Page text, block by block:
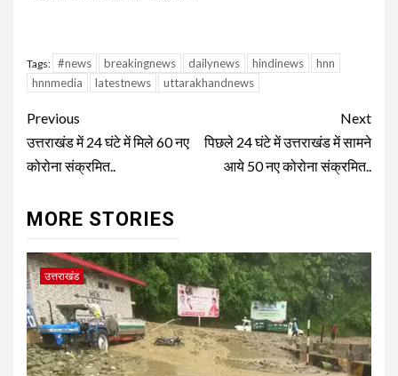
Tags: #news breakingnews dailynews hindinews
hnn
hnnmedia
latestnews uttarakhandnews
Continue
Reading
Previous
उत्तराखंड में 24 घंटे में मिले 60 नए
कोरोना संक्रमित..
Next
पिछले 24 घंटे में उत्तराखंड में सामने
आये 50 नए कोरोना संक्रमित..
MORE STORIES
उत्तराखंड